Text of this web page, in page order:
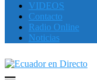
VIDEOS
Contacto
Radio Online
Noticias